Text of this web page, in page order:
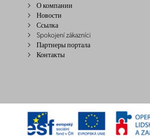
О компании
Новости
Ссылка
Spokojení zákazníci
Партнеры портала
Контакты